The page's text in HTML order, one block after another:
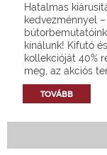
Hatalmas
kedvezménnyel
kínálunk! Kifutó
kollekcióját 40%
meg, az akciós
TOVÁBB